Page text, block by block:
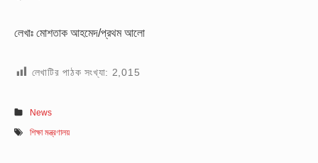
লেখাঃ মোশতাক আহমেদ/প্রথম আলো
লেখাটির পাঠক সংখ্যা: 2,015
News
শিক্ষা মন্ত্রণালয়